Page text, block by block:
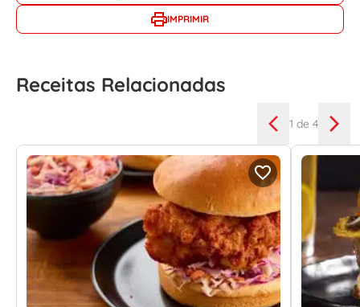
IMPRIMIR
Receitas Relacionadas
1 de 4